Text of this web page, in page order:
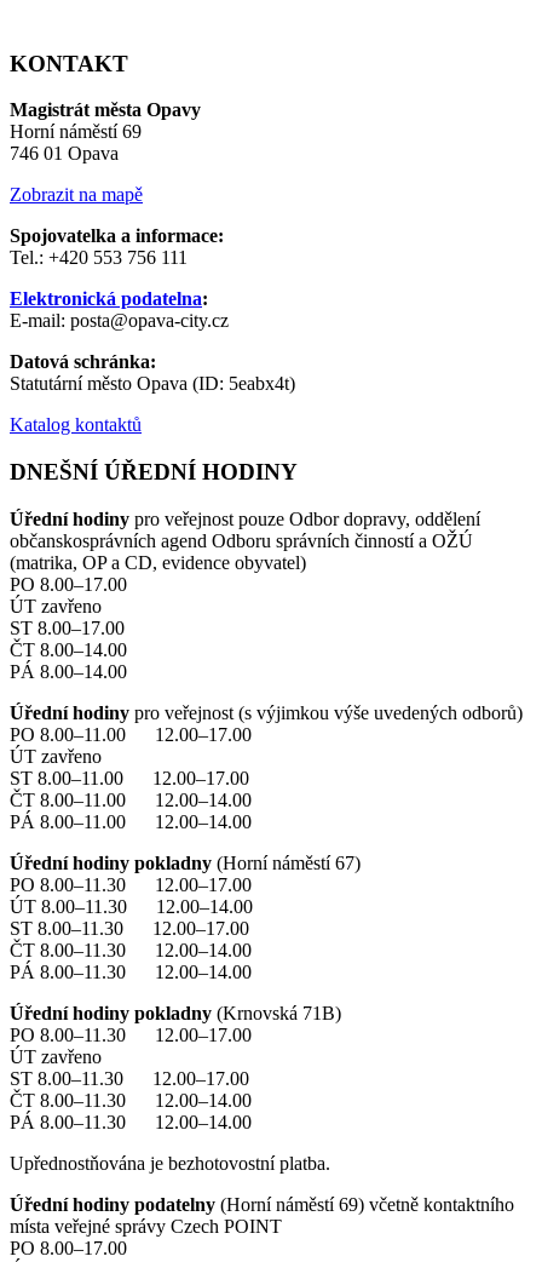
KONTAKT
Magistrát města Opavy
Horní náměstí 69
746 01 Opava
Zobrazit na mapě
Spojovatelka a informace:
Tel.: +420 553 756 111
Elektronická podatelna:
E-mail: posta@opava-city.cz
Datová schránka:
Statutární město Opava (ID: 5eabx4t)
Katalog kontaktů
DNEŠNÍ ÚŘEDNÍ HODINY
Úřední hodiny pro veřejnost pouze Odbor dopravy, oddělení
občanskosprávních agend Odboru správních činností a OŽÚ
(matrika, OP a CD, evidence obyvatel)
PO 8.00–17.00
ÚT zavřeno
ST 8.00–17.00
ČT 8.00–14.00
PÁ 8.00–14.00
Úřední hodiny pro veřejnost (s výjimkou výše uvedených odborů)
PO 8.00–11.00 12.00–17.00
ÚT zavřeno
ST 8.00–11.00 12.00–17.00
ČT 8.00–11.00 12.00–14.00
PÁ 8.00–11.00 12.00–14.00
Úřední hodiny pokladny (Horní náměstí 67)
PO 8.00–11.30 12.00–17.00
ÚT 8.00–11.30 12.00–14.00
ST 8.00–11.30 12.00–17.00
ČT 8.00–11.30 12.00–14.00
PÁ 8.00–11.30 12.00–14.00
Úřední hodiny pokladny (Krnovská 71B)
PO 8.00–11.30 12.00–17.00
ÚT zavřeno
ST 8.00–11.30 12.00–17.00
ČT 8.00–11.30 12.00–14.00
PÁ 8.00–11.30 12.00–14.00
Upřednostňována je bezhotovostní platba.
Úřední hodiny podatelny (Horní náměstí 69) včetně kontaktního
místa veřejné správy Czech POINT
PO 8.00–17.00